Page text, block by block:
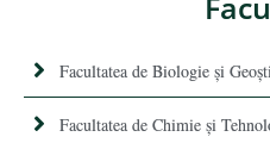
Facultatea de Biologie și
Facultatea de Chimie şi